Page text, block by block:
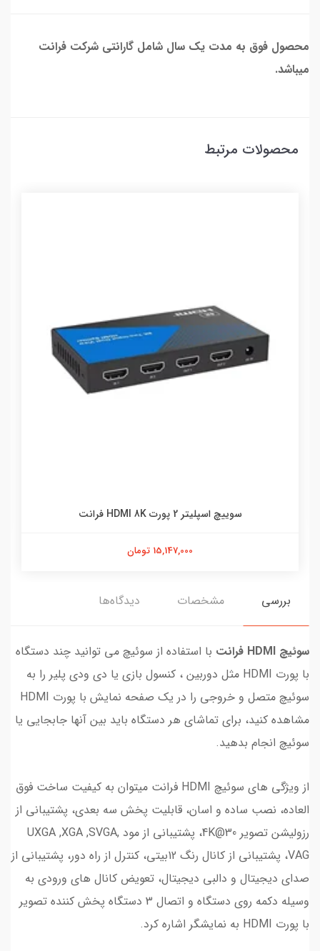
محصول فوق به مدت یک سال شامل گارانتی شرکت فرانت
میباشد.
محصولات مرتبط
سوییچ اسپلیتر 2 پورت HDMI 8K فرانت
15,147,000 تومان
بررسی مشخصات دیدگاه‌ها
سوئيچ HDMI فرانت
با استفاده از سوئیچ می توانید چند دستگاه
با پورت HDMI مثل دوربین ، کنسول بازی یا دی ودی پلیر را به
سوئیچ متصل و خروجی را در یک صفحه نمایش با پورت HDMI
مشاهده کنید، برای تماشای هر دستگاه باید بین آنها جابجایی یا
سوئیچ انجام بدهید.
از ویژگی های سوئیچ HDMI فرانت میتوان به کیفیت ساخت فوق
العاده، نصب ساده و اسان، قابلیت پخش سه بعدی، پشتیبانی از
رزولیشن تصویر 4K@30، پشتیبانی از مود UXGA ,XGA ,SVGA,
VAG، پشتیبانی از کانال رنگ 12بیتی، کنترل از راه دور، پشتیبانی از
صدای دیجیتال و دالبی دیجیتال، تعویض کانال های ورودی به
وسیله دکمه روی دستگاه و اتصال 3 دستگاه پخش کننده تصویر
با پورت HDMI به نمایشگر اشاره کرد.